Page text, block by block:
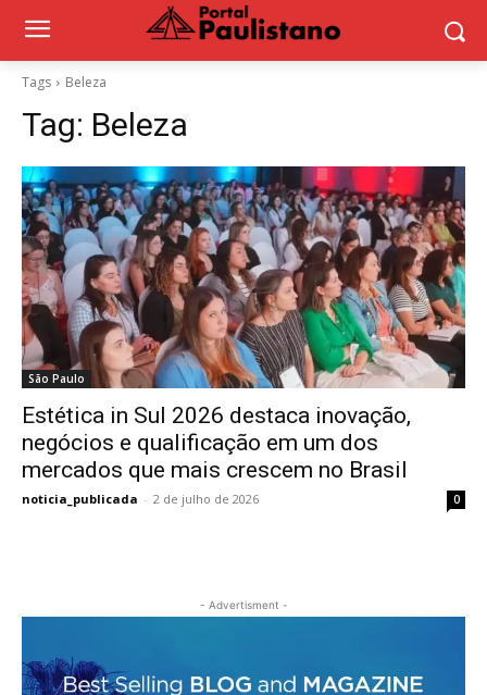
Tags Beleza
Tag: Beleza
São Paulo
Estética in Sul 2026 destaca inovação,
negócios e qualificação em um dos
mercados que mais crescem no Brasil
noticia_publicada - 2 de julho de 2026 0
- Advertisment -